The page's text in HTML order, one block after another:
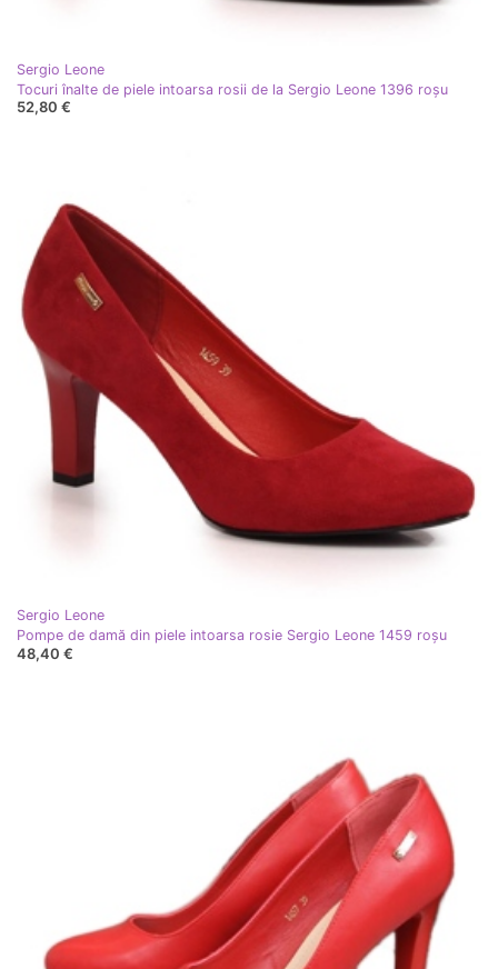
Sergio Leone
Tocuri înalte de piele intoarsa rosii de la Sergio Leone 1396 roşu
52,80 €
Sergio Leone
Pompe de damă din piele intoarsa rosie Sergio Leone 1459 roşu
48,40 €